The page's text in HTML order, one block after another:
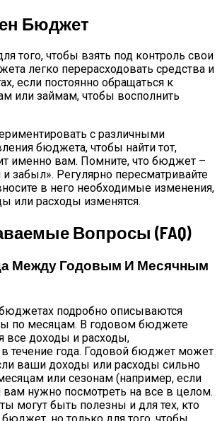
Бюджет
того, чтобы взять под контроль свои
легко перерасходовать средства и
если постоянно обращаться к
или займам, чтобы восполнить
с различными
бюджета, чтобы найти тот,
именно вам. Помните, что бюджет –
и забыл». Регулярно пересматривайте
в него необходимые изменения,
или расходы изменятся.
Вопросы (FAQ)
Между Годовым И Месячным
подробно описываются
по месяцам. В годовом бюджете
все доходы и расходы,
течение года. Годовой бюджет может
ваши доходы или расходы сильно
или сезонам (например, если
нужно посмотреть на все в целом.
могут быть полезны и для тех, кто